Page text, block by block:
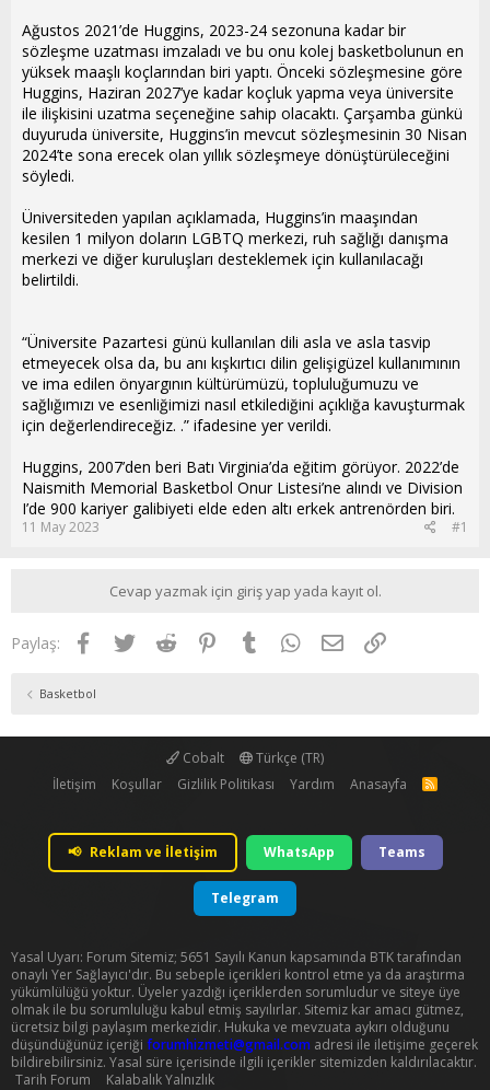
Ağustos 2021’de Huggins, 2023-24 sezonuna kadar bir
sözleşme uzatması imzaladı ve bu onu kolej basketbolunun en
yüksek maaşlı koçlarından biri yaptı. Önceki sözleşmesine göre
Huggins, Haziran 2027’ye kadar koçluk yapma veya üniversite
ile ilişkisini uzatma seçeneğine sahip olacaktı. Çarşamba günkü
duyuruda üniversite, Huggins’in mevcut sözleşmesinin 30 Nisan
2024’te sona erecek olan yıllık sözleşmeye dönüştürüleceğini
söyledi.
Üniversiteden yapılan açıklamada, Huggins’in maaşından
kesilen 1 milyon doların LGBTQ merkezi, ruh sağlığı danışma
merkezi ve diğer kuruluşları desteklemek için kullanılacağı
belirtildi.
“Üniversite Pazartesi günü kullanılan dili asla ve asla tasvip
etmeyecek olsa da, bu anı kışkırtıcı dilin gelişigüzel kullanımının
ve ima edilen önyargının kültürümüzü, topluluğumuzu ve
sağlığımızı ve esenliğimizi nasıl etkilediğini açıklığa kavuşturmak
için değerlendireceğiz. .” ifadesine yer verildi.
Huggins, 2007’den beri Batı Virginia’da eğitim görüyor. 2022’de
Naismith Memorial Basketbol Onur Listesi’ne alındı ve Division
I’de 900 kariyer galibiyeti elde eden altı erkek antrenörden biri.
11 May 2023 #1
Cevap yazmak için giriş yap yada kayıt ol.
Paylaş: Facebook
TwitterReddit PinterestTumblrWhatsApp
E-postaLink
Basketbol
Cobalt
Türkçe (TR)
İletişim
Koşullar Gizlilik Politikası Yardım Anasayfa
R
📢 Reklam ve İletişim WhatsApp Teams
Telegram
Yasal Uyarı: Forum Sitemiz; 5651 Sayılı Kanun kapsamında BTK tarafından
onaylı Yer Sağlayıcı'dır. Bu sebeple içerikleri kontrol etme ya da araştırma
yükümlülüğü yoktur. Üyeler yazdığı içeriklerden sorumludur ve siteye üye
olmak ile bu sorumluluğu kabul etmiş sayılırlar. Sitemiz kar amacı gütmez,
ücretsiz bilgi paylaşım merkezidir. Hukuka ve mevzuata aykırı olduğunu
düşündüğünüz içeriği forumhizmeti@gmail.com adresi ile iletişime geçerek
bildirebilirsiniz. Yasal süre içerisinde ilgili içerikler sitemizden kaldırılacaktır.
Tarih Forum
Kalabalık Yalnızlık